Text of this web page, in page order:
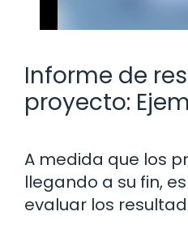
Informe de
proyecto:
A medida que los
llegando a su fin,
evaluar los